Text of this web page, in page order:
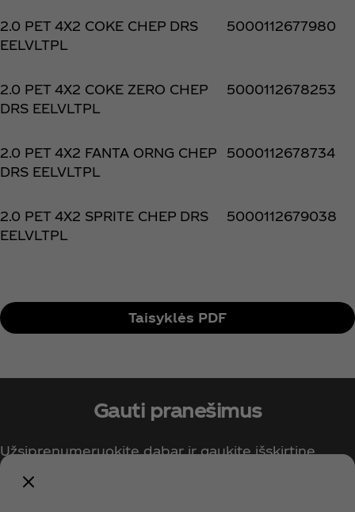
2.0 PET 4X2 COKE CHEP DRS
EELVLTPL
5000112677980
2.0 PET 4X2 COKE ZERO CHEP
DRS EELVLTPL
5000112678253
2.0 PET 4X2 FANTA ORNG CHEP
DRS EELVLTPL
5000112678734
2.0 PET 4X2 SPRITE CHEP DRS
EELVLTPL
5000112679038
Taisyklės PDF
Gauti pranešimus
Užsiprenumeruokite dabar ir gaukite išskirtinę